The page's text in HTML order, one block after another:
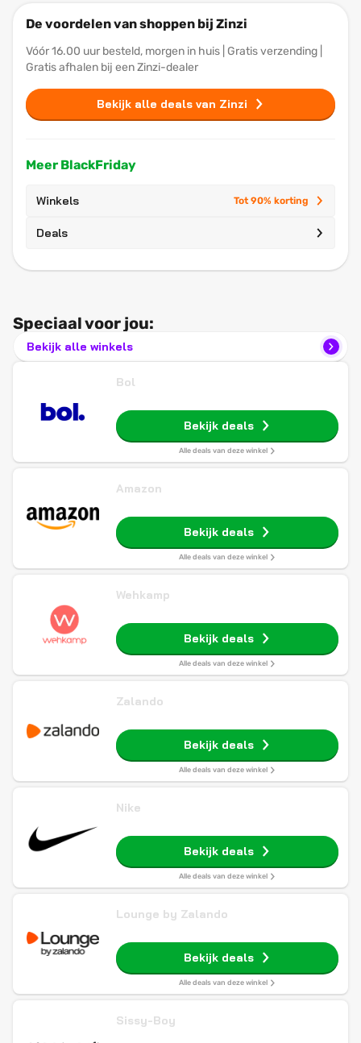
De voordelen van shoppen bij Zinzi
Vóór 16.00 uur besteld, morgen in huis | Gratis verzending |
Gratis afhalen bij een Zinzi-dealer
Bekijk alle deals van Zinzi
Meer BlackFriday
Winkels Tot 90% korting
Deals
Speciaal voor jou:
Bekijk alle winkels
Bol
Bekijk deals
Alle deals van deze winkel
Amazon
Bekijk deals
Alle deals van deze winkel
Wehkamp
Bekijk deals
Alle deals van deze winkel
Zalando
Bekijk deals
Alle deals van deze winkel
Nike
Bekijk deals
Alle deals van deze winkel
Lounge by Zalando
Bekijk deals
Alle deals van deze winkel
Sissy-Boy